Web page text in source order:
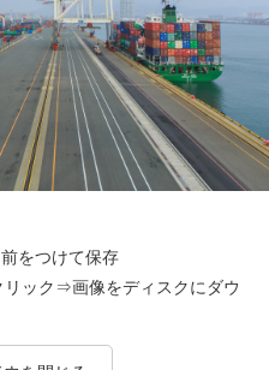
をつけて保存
ック⇒画像をディスクにダウ